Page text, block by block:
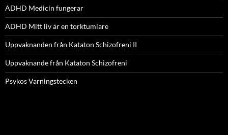
ADHD Medicin fungerar
ADHD Mitt liv är en torktumlare
Uppvaknanden från Kataton Schizofreni II
Uppvaknande från Kataton Schizofreni
Psykos Varningstecken